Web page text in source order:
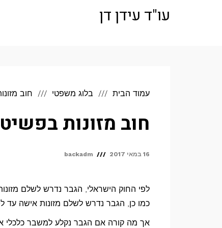
עו"ד עידן דן
עמוד הבית בלוג משפטי חוב
חוב מזונות
16 במאי 2017 backadm
כמו כן, הגבר נדרש לשלם מזונות אישה עד
אך מה קורה אם הגבר נקלע למשבר כלכלי